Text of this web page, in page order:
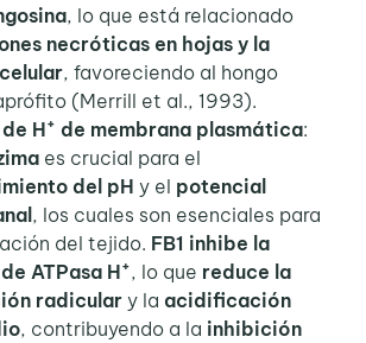
, lo que está relacionado
necróticas en hojas y la
, favoreciendo al hongo
(Merrill et al., 1993).
H+ de membrana plasmática:
es crucial para el
del pH y el potencial
, los cuales son esenciales para
del tejido. FB1 inhibe la
ATPasa H+, lo que reduce la
radiculary la acidificación
, contribuyendo a la inhibición